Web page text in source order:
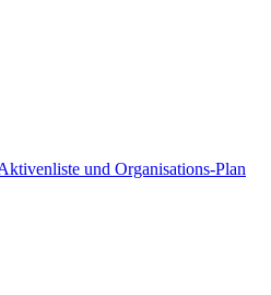
und Organisations-Plan